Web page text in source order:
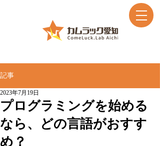
記事
プログラミングを始める
なら、どの言語がおすす
め？
2023年7月19日